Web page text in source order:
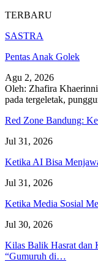
TERBARU
SASTRA
Pentas Anak Golek
Agu 2, 2026
Oleh: Zhafira
pada tergeletak,
Red Zone Bandung:
Jul 31, 2026
Ketika AI Bisa
Jul 31, 2026
Ketika Media Sosial
Jul 30, 2026
Kilas Balik Hasrat dan
“Gumuruh di…